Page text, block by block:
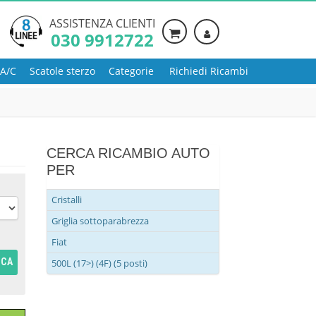
ASSISTENZA CLIENTI
030 9912722
C Scatole sterzo Categorie Richiedi Ricambi
CERCA RICAMBIO AUTO
PER
Cristalli
Griglia sottoparabrezza
Fiat
500L (17>) (4F) (5 posti)